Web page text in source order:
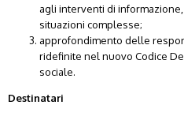
agli interventi di
situazioni complesse;
approfondimento delle
ridefinite nel nuovo Codice
sociale.
Destinatari